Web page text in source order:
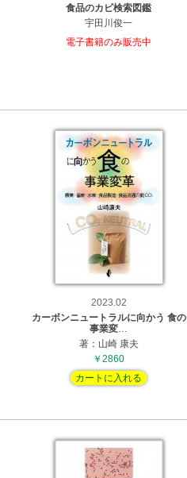
食品のカビ検索図鑑
宇田川俊一
電子書籍のみ販売中
2023.02
カーボンニュートラルに向かう 食の
事業変…
著：山崎 康夫
￥2860
カートに入れる